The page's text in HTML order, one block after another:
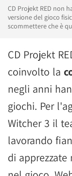
CD Projekt RED non
versione del gioco
scommettere che è
CD Projekt
coinvolto la
negli anni
giochi. Per
Witcher 3 il
lavorando
di